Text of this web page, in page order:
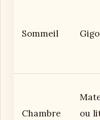
Sommeil
Chambre
ou